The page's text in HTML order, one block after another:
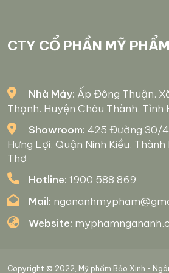
CTY CỔ PHẦN MỸ
Nhà Máy: Ấp Đông Thuận.
Thạnh. Huyện Châu Thành. Tỉnh
Showroom: 425 Đường 30/
Hưng Lợi. Quận Ninh Kiều.
Thơ
Hotline: 1900 588 869
Mail:
Website:
Copyright © 2022, Mỹ phẩm Bảo Xinh -